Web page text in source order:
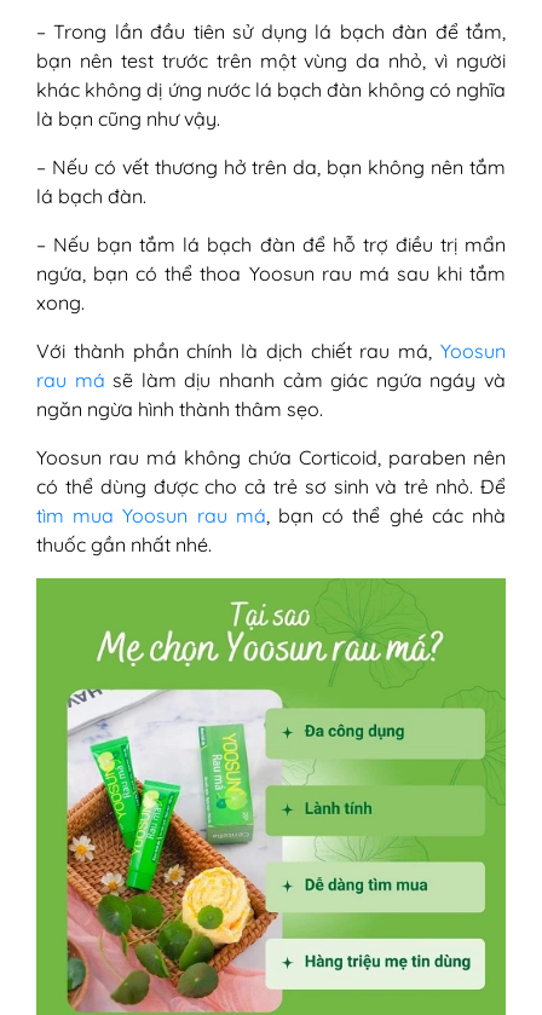
– Trong lần đầu tiên sử dụng lá bạch đàn để tắm,
bạn nên test trước trên một vùng da nhỏ, vì người
khác không dị ứng nước lá bạch đàn không có nghĩa
là bạn cũng như vậy.
– Nếu có vết thương hở trên da, bạn không nên tắm
lá bạch đàn.
– Nếu bạn tắm lá bạch đàn để hỗ trợ điều trị mẩn
ngứa, bạn có thể thoa Yoosun rau má sau khi tắm
xong.
Với thành phần chính là dịch chiết rau má, Yoosun
rau má sẽ làm dịu nhanh cảm giác ngứa ngáy và
ngăn ngừa hình thành thâm sẹo.
Yoosun rau má không chứa Corticoid, paraben nên
có thể dùng được cho cả trẻ sơ sinh và trẻ nhỏ. Để
tìm mua Yoosun rau má, bạn có thể ghé các nhà
thuốc gần nhất nhé.